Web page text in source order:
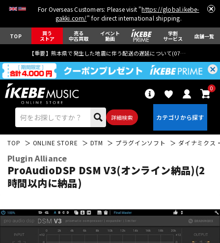
For Overseas Customers: Please visit "https://global.ikebe-
gakki.com/" for direct international shipping.
TOP 買う
ストア
売る
中古買取
イベント
動画
学割
サービス 店舗一覧
【重要】熊本県で発生した地震に伴う配送の遅延について(07月29日
詳細検索
0
ベース ウクレレ
TOP ONLINE STORE DTM プラグインソフト ダイナミクス
Plugin Alliance
ProAudioDSP DSM V3(オンライン納品)(2
時間以内に納品)